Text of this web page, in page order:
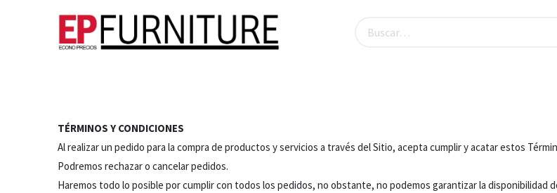
TÉRMINOS Y CONDICIONES
Al realizar un pedido para la compra de productos y servicios a través del Sitio, acepta cumplir y acatar estos
Podremos rechazar o cancelar pedidos.
Haremos todo lo posible por cumplir con todos los pedidos, no obstante, no podemos garantizar la disponibilidad